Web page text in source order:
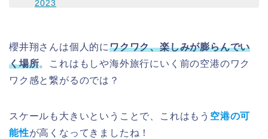
2023
櫻井翔さんは個人的にワクワク、楽しみが膨らんでい
く場所。これはもしや海外旅行にいく前の空港のワク
ワク感と繋がるのでは？
スケールも大きいということで、これはもう 空港の可
能性が高くなってきましたね！